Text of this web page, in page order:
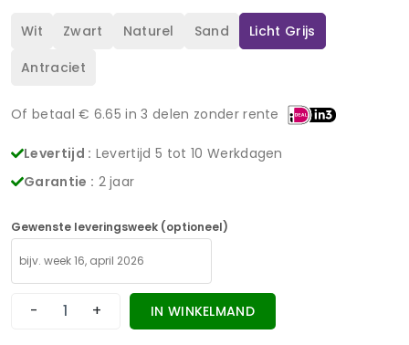
Wit Zwart Naturel Sand
Licht Grijs
Antraciet
Of betaal € 6.65 in 3 delen zonder rente
Levertijd : Levertijd 5 tot 10 Werkdagen
Garantie : 2 jaar
Gewenste leveringsweek (optioneel)
- + IN WINKELMAND